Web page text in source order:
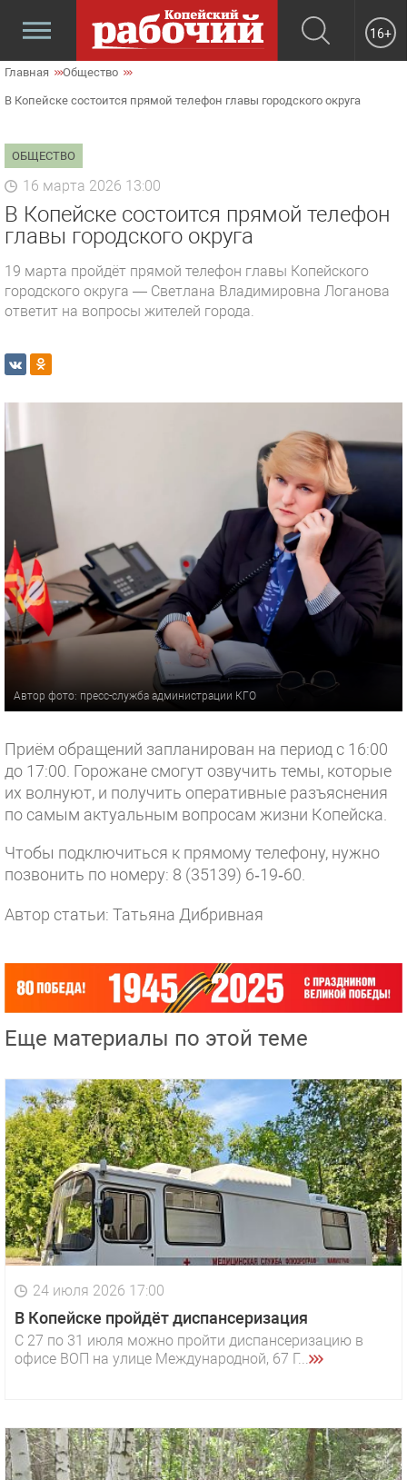
16+
Главная Общество
В Копейске состоится прямой телефон главы городского округа
ОБЩЕСТВО
16 марта 2026 13:00
В Копейске состоится прямой телефон
главы городского округа
19 марта пройдёт прямой телефон главы Копейского
городского округа — Светлана Владимировна Логанова
ответит на вопросы жителей города.
Автор фото: пресс-служба администрации КГО
Приём обращений запланирован на период с 16:00
до 17:00. Горожане смогут озвучить темы, которые
их волнуют, и получить оперативные разъяснения
по самым актуальным вопросам жизни Копейска.
Чтобы подключиться к прямому телефону, нужно
позвонить по номеру: 8 (35139) 6‑19‑60.
Автор статьи: Татьяна Дибривная
Еще материалы по этой теме
24 июля 2026 17:00
В Копейске пройдёт диспансеризация
С 27 по 31 июля можно пройти диспансеризацию в
офисе ВОП на улице Международной, 67 Г...